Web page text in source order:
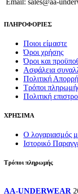
σελίδα
προϊόντος
ΠΛΗΡΟΦΟΡΙΕΣ
Ποιοι είμαστε
Όροι χρήσης
Όροι και
Ασφάλεια
Πολιτική
Τρόποι
Πολιτική
ΧΡΗΣΙΜΑ
Ο λογαριασμός
Ιστορικό
Τρόποι πληρωμής
AA-UNDERWEAR